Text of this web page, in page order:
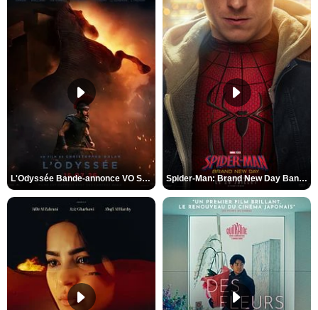
L'Odyssée Bande-annonce VO STFR Spider-Man: Brand New Day Bande-annonce VO STFR